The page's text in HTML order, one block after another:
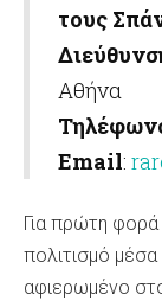
τους
Αθήνα
Email:
Για πρώτη
πολιτισμό
αφιερωμένο